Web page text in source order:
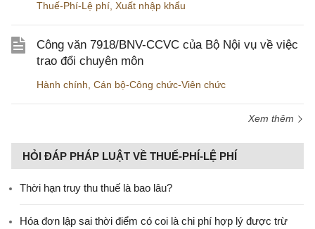
Thuế-Phí-Lệ phí Xuất nhập khẩu
Công văn 7918/BNV-CCVC của Bộ Nội vụ về việc
trao đổi chuyên môn
Hành chính Cán bộ-Công chức-Viên chức
Xem thêm
HỎI ĐÁP PHÁP LUẬT VỀ THUẾ-PHÍ-LỆ PHÍ
Thời hạn truy thu thuế là bao lâu?
Hóa đơn lập sai thời điểm có coi là chi phí hợp lý được trừ